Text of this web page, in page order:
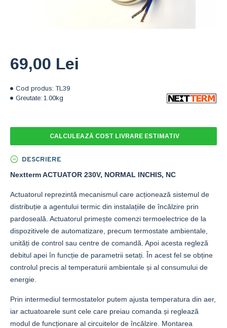
Cod produs: TL39
Greutate: 1.00kg
69,00 Lei
CALCULEAZĂ COST LIVRARE ESTIMATIV
DESCRIERE
Nextterm ACTUATOR 230V, NORMAL INCHIS, NC
Actuatorul reprezintă mecanismul care acționează sistemul de
distribuție a agentului termic din instalațiile de încălzire prin
pardoseală. Actuatorul primește comenzi termoelectrice de la
dispozitivele de automatizare, precum termostate ambientale,
unități de control sau centre de comandă. Apoi acesta regleză
debitul apei în funcție de parametrii setați. În acest fel se obține
controlul precis al temperaturii ambientale și al consumului de
energie.
Prin intermediul termostatelor putem ajusta temperatura din aer,
iar actuatoarele sunt cele care preiau comanda și reglează
modul de funcționare al circuitelor de încălzire. Montarea